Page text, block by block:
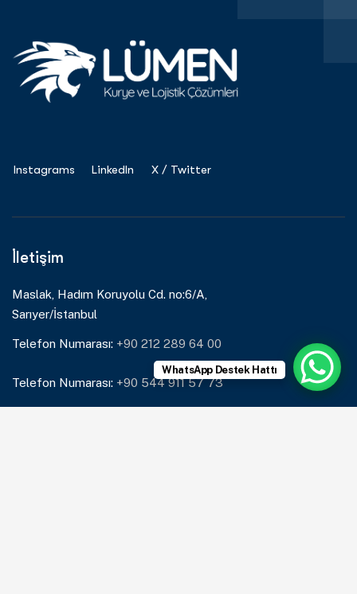
Instagrams LinkedIn X / Twitter
İletişim
Maslak, Hadım Koruyolu Cd. no:6/A,
Sarıyer/İstanbul
Telefon Numarası: +90 212 289 64 00
Telefon Numarası: +90 544 911 57 73
WhatsApp Destek Hattı